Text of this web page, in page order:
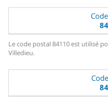
Le code postal 84110 est utilisé
Villedieu.